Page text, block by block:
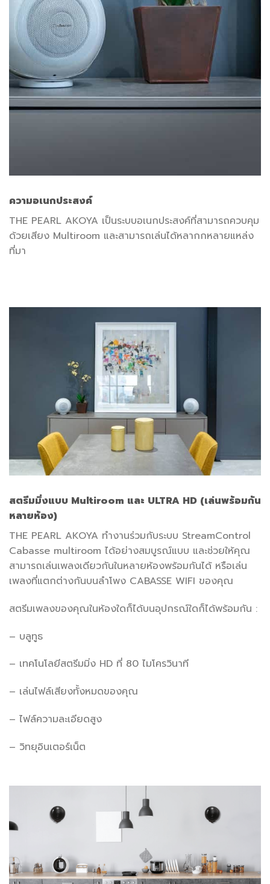
ความอเนกประสงค์
THE PEARL AKOYA เป็นระบบอเนกประสงค์ที่สามารถควบคุม
ด้วยเสียง Multiroom และสามารถเล่นได้หลากกหลายแหล่ง
ที่มา
สตรีมมิ่งแบบ Multiroom และ ULTRA HD (เล่นพร้อมกัน
หลายห้อง)
THE PEARL AKOYA ทำงานร่วมกับระบบ StreamControl
Cabasse multiroom ได้อย่างสมบูรณ์แบบ และช่วยให้คุณ
สามารถเล่นเพลงเดียวกันในหลายห้องพร้อมกันได้ หรือเล่น
เพลงที่แตกต่างกันบนลำโพง CABASSE WIFI ของคุณ
สตรีมเพลงของคุณในห้องใดก็ได้บนอุปกรณ์ใดก็ได้พร้อมกัน :
– บลูทูธ
– เทคโนโลยีสตรีมมิ่ง HD ที่ 80 ไมโครวินาที
– เล่นไฟล์เสียงทั้งหมดของคุณ
– ไฟล์ความละเอียดสูง
– วิทยุอินเตอร์เน็ต